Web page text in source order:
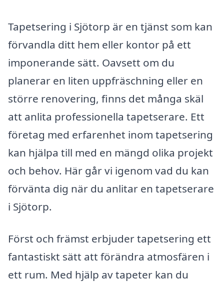
Tapetsering i Sjötorp är en tjänst som kan
förvandla ditt hem eller kontor på ett
imponerande sätt. Oavsett om du
planerar en liten uppfräschning eller en
större renovering, finns det många skäl
att anlita professionella tapetserare. Ett
företag med erfarenhet inom tapetsering
kan hjälpa till med en mängd olika projekt
och behov. Här går vi igenom vad du kan
förvänta dig när du anlitar en tapetserare
i Sjötorp.
Först och främst erbjuder tapetsering ett
fantastiskt sätt att förändra atmosfären i
ett rum. Med hjälp av tapeter kan du